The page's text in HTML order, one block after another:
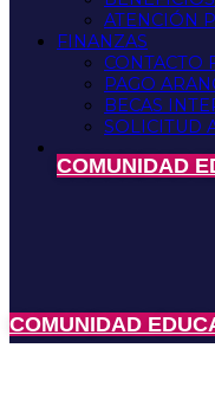
ATENCIÓN
FINANZAS
CONTACTO
PAGO
BECAS
SOLICITUD
COMUNIDAD
COMUNIDAD